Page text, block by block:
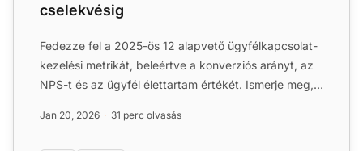
cselekvésig
Fedezze fel a 2025-ös 12 alapvető ügyfélkapcsolat-
kezelési metrikát, beleértve a konverziós arányt, az
NPS-t és az ügyfél élettartam értékét. Ismerje meg,
Jan 20, 2026 31 perc olvasás